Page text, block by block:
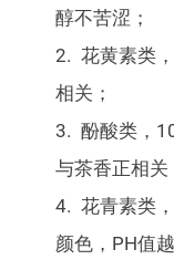
醇不苦涩；
花黄素类
相关；
酚酸类，
与茶香正相关
花青素类
颜色，PH值